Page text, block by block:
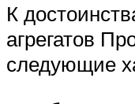
К
агрегатов
следующие